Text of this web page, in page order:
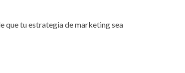
que tu estrategia de marketing sea